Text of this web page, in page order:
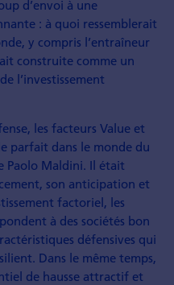
d’envoi à une
: à quoi ressemblerait
y compris l’entraîneur
construite comme un
l’investissement
les facteurs Value et
parfait dans le monde du
Paolo Maldini. Il était
son anticipation et
factoriel, les
à des sociétés bon
défensives qui
Dans le même temps,
de hausse attractif et